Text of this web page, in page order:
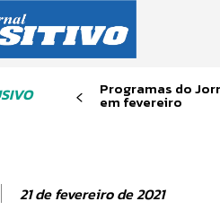
Programas do
em fevereiro
21 de fevereiro de 2021